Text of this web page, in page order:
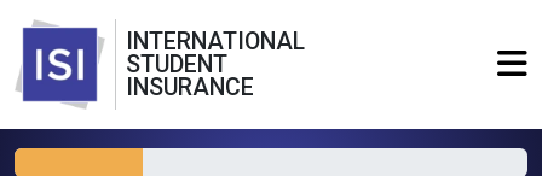
INTERNATIONAL
STUDENT
INSURANCE